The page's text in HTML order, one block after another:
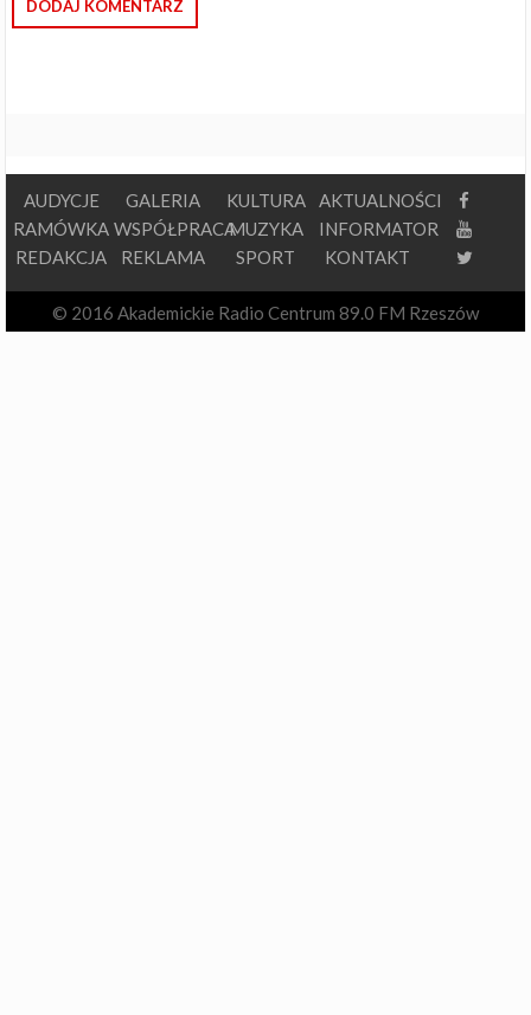
AUDYCJE
RAMÓWKA
REDAKCJA
GALERIA
WSPÓŁPRACA
REKLAMA
KULTURA
MUZYKA
SPORT
AKTUALNOŚCI
INFORMATOR
KONTAKT
© 2016 Akademickie Radio Centrum 89.0 FM Rzeszów